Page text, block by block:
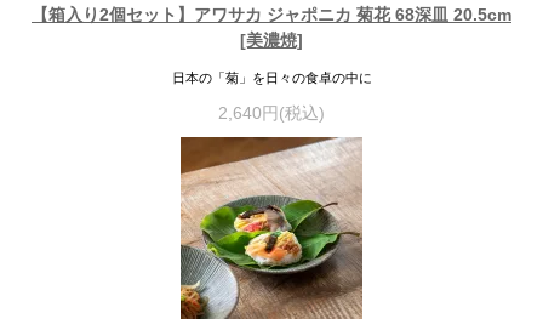
【箱入り2個セット】アワサカ ジャポニカ 菊花 68深皿 20.5cm
[美濃焼]
日本の「菊」を日々の食卓の中に
2,640円(税込)